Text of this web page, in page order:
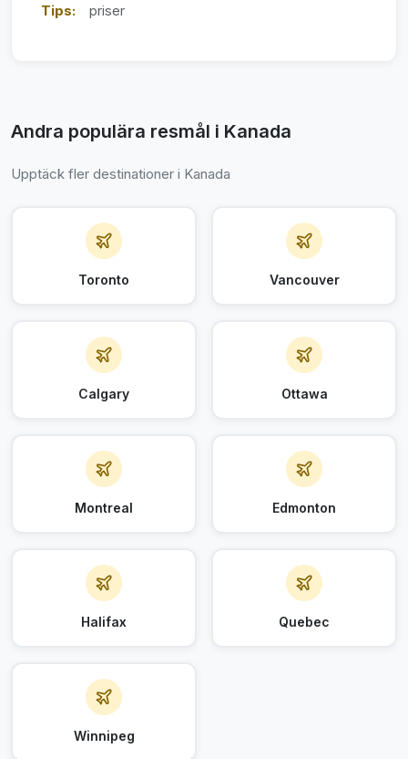
Tips:
priser
Andra populära resmål i Kanada
Upptäck fler destinationer i Kanada
Toronto Vancouver
Calgary Ottawa
Montreal Edmonton
Halifax Quebec
Winnipeg